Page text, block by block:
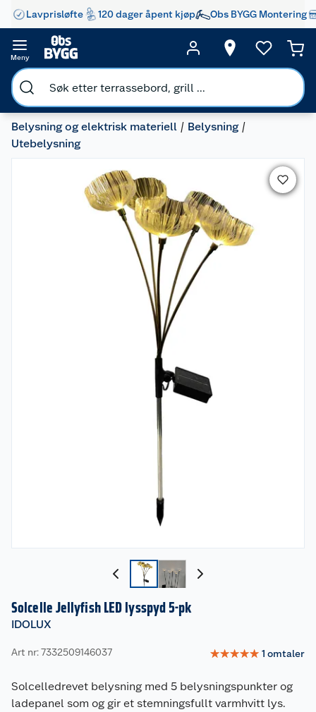
Lavprisløfte 120 dager åpent kjøp Obs BYGG Montering
Meny
Belysning og elektrisk materiell
Belysning
Utebelysning
Solcelle Jellyfish LED lysspyd 5-pk
IDOLUX
Art nr: 7332509146037 ☆☆☆☆☆ 1 omtaler
Solcelledrevet belysning med 5 belysningspunkter og
ladepanel som og gir et stemningsfullt varmhvitt lys.